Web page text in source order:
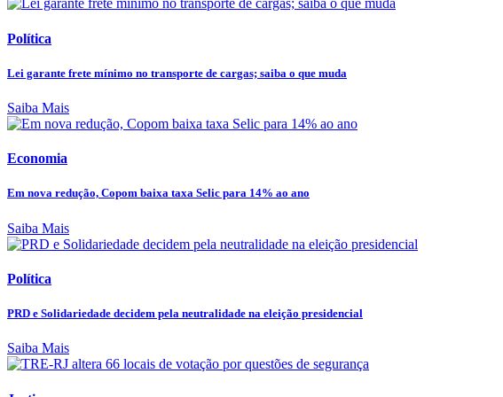
Política
Lei garante frete mínimo no transporte de cargas; saiba o que muda
Saiba Mais
Economia
Em nova redução, Copom baixa taxa Selic para 14% ao ano
Saiba Mais
Política
PRD e Solidariedade decidem pela neutralidade na eleição presidencial
Saiba Mais